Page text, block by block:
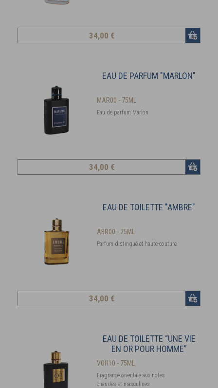
34,00 €
EAU DE PARFUM "MARLON"
MAR00 - 75ML
Eau de parfum Marlon
34,00 €
EAU DE TOILETTE "AMBRE"
ABR00 - 75ML
Parfum distingué et haute-couture
34,00 €
EAU DE TOILETTE “UNE VIE
EN OR POUR HOMME”
VOH10 - 75ML
Fragrance orientale aux notes
chaudes et masculines